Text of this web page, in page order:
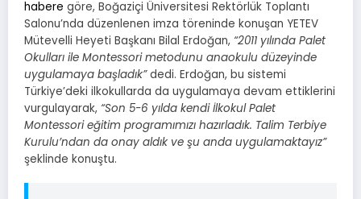
habere göre, Boğaziçi Üniversitesi Rektörlük Toplantı
Salonu’nda düzenlenen imza töreninde konuşan YETEV
Mütevelli Heyeti Başkanı Bilal Erdoğan, “2011 yılında Palet
Okulları ile Montessori metodunu anaokulu düzeyinde
uygulamaya başladık”dedi. Erdoğan, bu sistemi
Türkiye’deki ilkokullarda da uygulamaya devam ettiklerini
vurgulayarak, “Son 5-6 yılda kendi İlkokul Palet
Montessori eğitim programımızı hazırladık. Talim Terbiye
Kurulu’ndan da onay aldık ve şu anda uygulamaktayız”
şeklinde konuştu.